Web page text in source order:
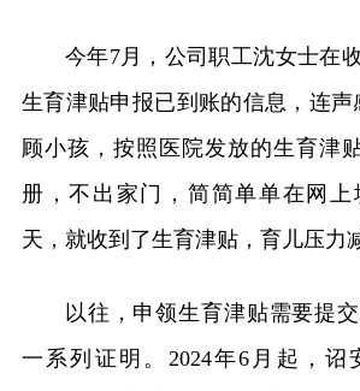
今年7月，公司职工沈女士在
生育津贴申报已到账的信息，连声
顾小孩，按照医院发放的生育津
册，不出家门，简简单单在网
天，就收到了生育津贴，育儿压力
以往，申领生育津贴需要提
一系列证明。2024年6月起，诏